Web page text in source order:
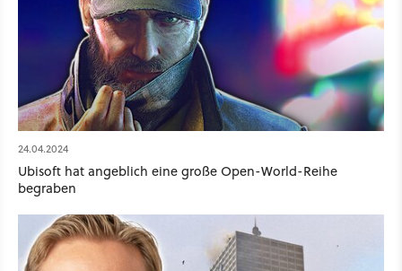
24.04.2024
Ubisoft hat angeblich eine große Open-World-Reihe
begraben